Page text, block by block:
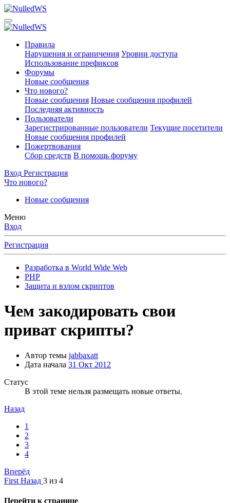
Правила
Нарушения и ограничения Уровни доступа
Использование префиксов
Форумы
Новые сообщения
Что нового?
Новые сообщения Новые сообщения профилей
Последняя активность
Пользователи
Зарегистрированные пользователи Текущие посетители
Новые сообщения профилей
Пожертвования
Сбор средств В помощь форуму
Вход Регистрация
Что нового?
Новые сообщения
Меню
Вход
Регистрация
Разработка в World Wide Web
PHP
Защита и взлом скриптов
Чем закодировать свои
приват скрипты?
Автор темы jabbaxatt
Дата начала 31 Окт 2012
Статус
В этой теме нельзя размещать новые ответы.
Назад
1
2
3
4
Вперёд
First Назад 3 из 4
Перейти к странице